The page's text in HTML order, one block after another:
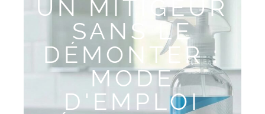
UN MITIGEUR
SANS LE
DÉMONTER :
MODE
D'EMPLOI